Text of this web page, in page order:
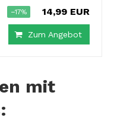
−17% 14,99 EUR
Zum Angebot
mit